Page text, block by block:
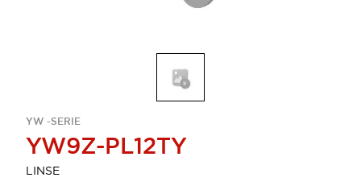
YW -SERIE
YW9Z-PL12TY
LINSE